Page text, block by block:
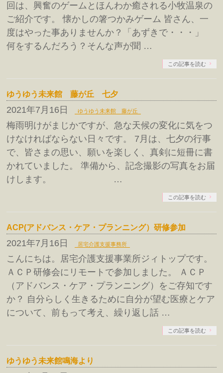
回は、興奮のゲームとほんわか癒される小牧温泉の
ご紹介です。 懐かしの箸つかみゲーム 皆さん、一
度はやった事ありませんか？「あずきで・・・」
何をするんだろう？そんな声が聞 …
この記事を読む
ゆうゆう未来館 藤が丘 七夕
2021年7月16日 ゆうゆう未来館 藤が丘
梅雨明けがまじかですが、急な天候の変化に気をつ
けなければならない日々です。 7月は、七夕の行事
で、皆さまの思い、願いを楽しく、真剣に短冊に書
かれていました。 準備から、記念撮影の写真をお届
けします。 …
この記事を読む
ACP(アドバンス・ケア・プランニング）研修参加
2021年7月16日 居宅介護支援事務所
こんにちは。居宅介護支援事業所ジィトップです。
ＡＣＰ研修会にリモートで参加しました。 ＡＣＰ
（アドバンス・ケア・プランニング）をご存知です
か？ 自分らしく生きるために自分が望む医療とケア
について、前もって考え、繰り返し話 …
この記事を読む
ゆうゆう未来館鳴海より